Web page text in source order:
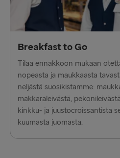
Breakfast to Go
Tilaa ennakkoon mukaan
nopeasta ja maukkaasta
neljästä suosikistamme:
makkaraleivästä,
kinkku- ja juustocroissantista
kuumasta juomasta.